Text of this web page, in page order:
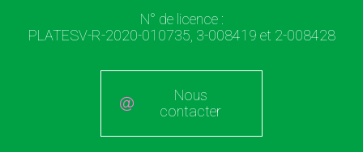
N° de licence :
PLATESV-R-2020-010735, 3-008419 et 2-008428
Nous
contacter